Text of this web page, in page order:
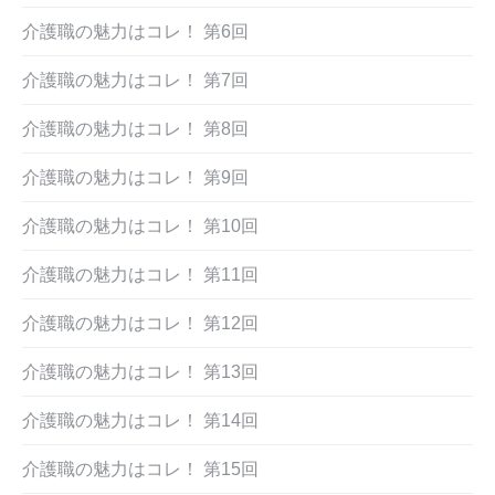
介護職の魅力はコレ！ 第6回
介護職の魅力はコレ！ 第7回
介護職の魅力はコレ！ 第8回
介護職の魅力はコレ！ 第9回
介護職の魅力はコレ！ 第10回
介護職の魅力はコレ！ 第11回
介護職の魅力はコレ！ 第12回
介護職の魅力はコレ！ 第13回
介護職の魅力はコレ！ 第14回
介護職の魅力はコレ！ 第15回